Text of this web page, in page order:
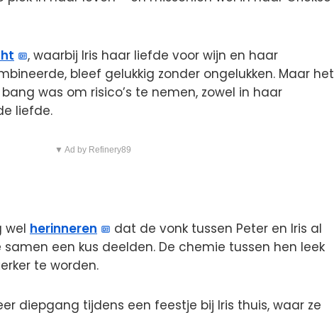
, waarbij Iris haar liefde voor wijn en haar
bleef gelukkig zonder ongelukken. Maar het
was om risico’s te nemen, zowel in haar
liefde.
▼ Ad by Refinery89
wel herinneren
dat de vonk tussen Peter en Iris al
een kus deelden. De chemie tussen hen leek
te worden.
diepgang tijdens een feestje bij Iris thuis, waar ze